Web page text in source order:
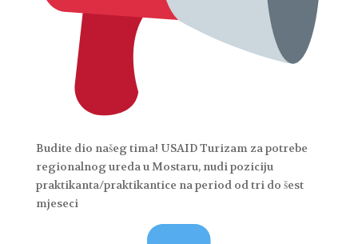
Budite dio našeg tima! USAID Turizam za potrebe
regionalnog ureda u Mostaru, nudi poziciju
praktikanta/praktikantice na period od tri do šest
mjeseci